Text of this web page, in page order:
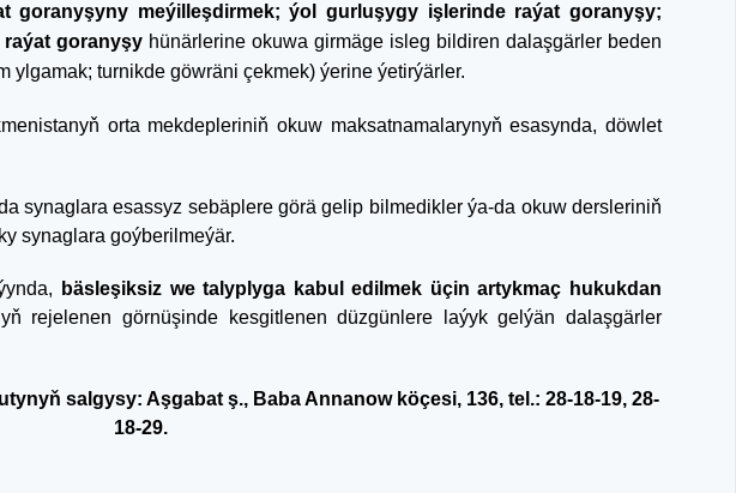
goranyşyny meýilleşdirmek; ýol gurluşygy işlerinde raýat goranyşy;
raýat goranyşy hünärlerine okuwa girmäge isleg bildiren dalaşgärler beden
ylgamak; turnikde göwräni çekmek) ýerine ýetirýärler.
orta mekdepleriniň okuw maksatnamalarynyň esasynda, döwlet
synaglara esassyz sebäplere görä gelip bilmedikler ýa-da okuw dersleriniň
synaglara goýberilmeýär.
bäsleşiksiz we talyplyga kabul edilmek üçin artykmaç hukukdan
rejelenen görnüşinde kesgitlenen düzgünlere laýyk gelýän dalaşgärler
salgysy: Aşgabat ş., Baba Annanow köçesi, 136, tel.: 28-18-19, 28-
18-29.